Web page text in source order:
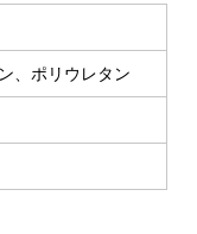
、ポリウレタン